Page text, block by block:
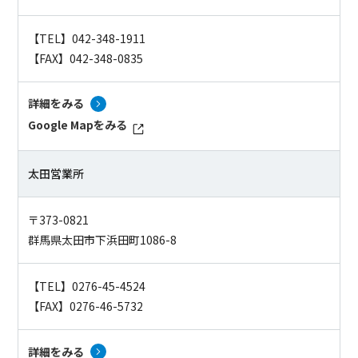
【TEL】042-348-1911
【FAX】042-348-0835
詳細をみる
Google Mapをみる
太田営業所
〒373-0821
群馬県太田市下浜田町1086-8
【TEL】0276-45-4524
【FAX】0276-46-5732
詳細をみる